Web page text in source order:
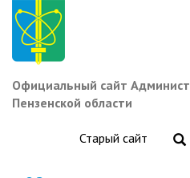
Перейти
основному
содержанию
Официальный сайт
Пензенской области
Старый сайт